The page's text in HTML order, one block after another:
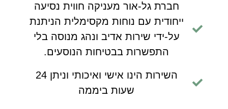
חברת גל-אור מעניקה חווית נסיעה
ייחודית עם נוחות מקסימלית הניתנת
על-ידי שירות אדיב ונהג מנוסה בלי
התפשרות בבטיחות הנוסעים.
השירות הינו אישי ואיכותי וניתן 24
שעות ביממה